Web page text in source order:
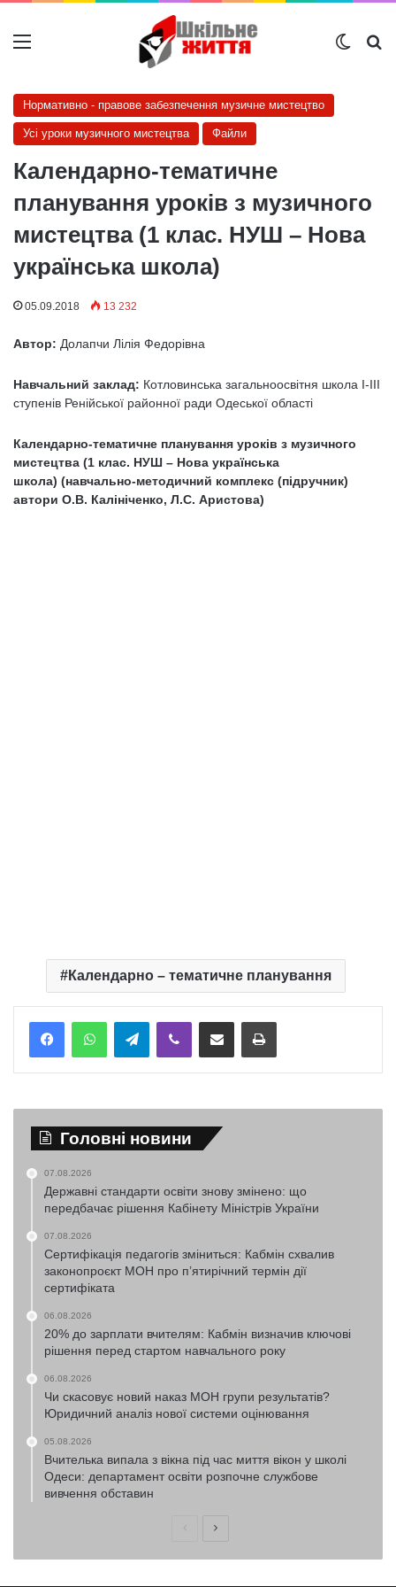
Меню
Нормативно - правове забезпечення музичне мистецтво
Усі уроки музичного мистецтва Файли
Календарно-тематичне
планування уроків з музичного
мистецтва (1 клас. НУШ – Нова
українська школа)
05.09.2018 13 232
Автор: Долапчи Лілія Федорівна
Навчальний заклад: Котловинська загальноосвітня школа І-ІІІ
ступенів Ренійської районної ради Одеської області
Календарно-тематичне планування уроків з музичного
мистецтва (1 клас. НУШ – Нова українська
школа) (навчально-методичний комплекс (підручник)
автори О.В. Калініченко, Л.С. Аристова)
Календарно – тематичне планування
TelegramViber Надіслати електронною поштоюНадрукувати
Головні новини
07.08.2026
Державні стандарти освіти знову змінено: що
передбачає рішення Кабінету Міністрів України
07.08.2026
Сертифікація педагогів зміниться: Кабмін схвалив
законопроєкт МОН про п’ятирічний термін дії
сертифіката
06.08.2026
20% до зарплати вчителям: Кабмін визначив ключові
рішення перед стартом навчального року
06.08.2026
Чи скасовує новий наказ МОН групи результатів?
Юридичний аналіз нової системи оцінювання
05.08.2026
Вчителька випала з вікна під час миття вікон у школі
Одеси: департамент освіти розпочне службове
вивчення обставин
ПопередняНаступна